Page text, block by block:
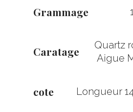
Grammage
Caratage
Quartz
Aigue
cote Longueur